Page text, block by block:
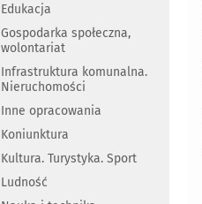
Edukacja
Gospodarka społeczna,
wolontariat
Infrastruktura komunalna.
Nieruchomości
Inne opracowania
Koniunktura
Kultura. Turystyka. Sport
Ludność